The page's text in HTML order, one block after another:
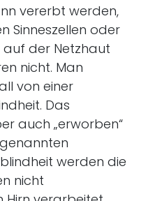
vererbt werden,
Sinneszellen oder
der Netzhaut
nicht. Man
von einer
Das
auch „erworben“
werden die
nicht